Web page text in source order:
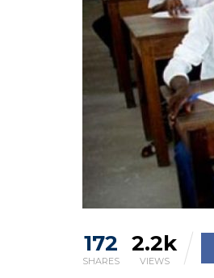
172
SHARES
2.2k
VIEWS